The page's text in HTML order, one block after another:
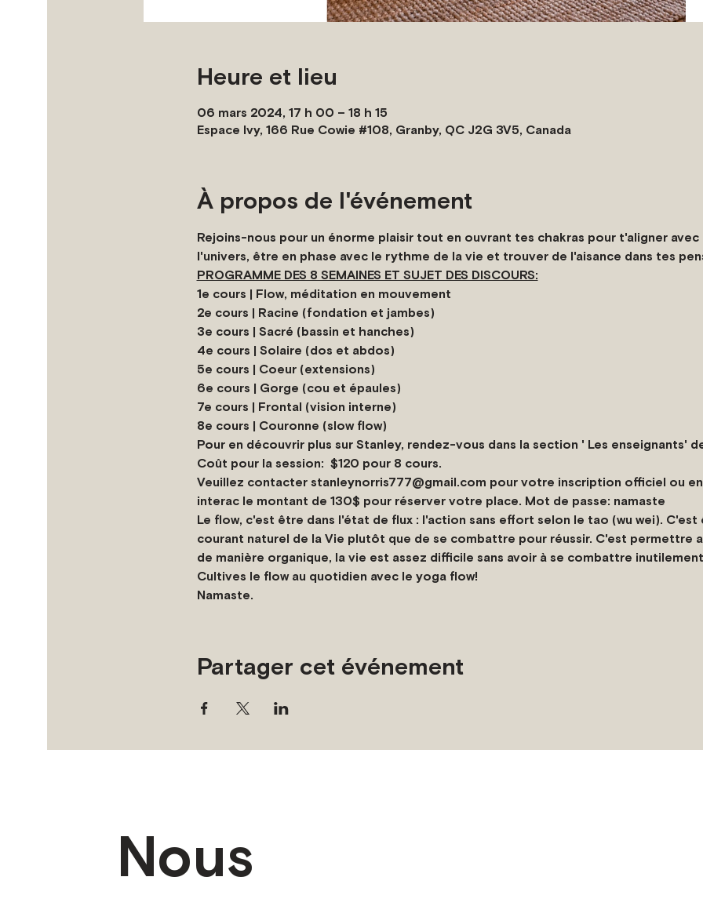
Heure et lieu
06 mars 2024, 17 h 00 – 18 h 15
Espace Ivy, 166 Rue Cowie #108, Granby, QC J2G 3V5, Canada
À propos de l'événement
Rejoins-nous pour un énorme plaisir tout en ouvrant tes chakras pour t'aligner
l'univers, être en phase avec le rythme de la vie et trouver de l'aisance dans tes
PROGRAMME DES 8 SEMAINES ET SUJET DES DISCOURS:
1e cours | Flow, méditation en mouvement
2e cours | Racine (fondation et jambes)
3e cours | Sacré (bassin et hanches)
4e cours | Solaire (dos et abdos)
5e cours | Coeur (extensions)
6e cours | Gorge (cou et épaules)
7e cours | Frontal (vision interne)
8e cours | Couronne (slow flow)
Pour en découvrir plus sur Stanley, rendez-vous dans la section ' Les enseignants'
Coût pour la session:  $120 pour 8 cours.
Veuillez contacter stanleynorris777@gmail.com pour votre inscription officiel ou
interac le montant de 130$ pour réserver votre place. Mot de passe: namaste
Le flow, c'est être dans l'état de flux : l'action sans effort selon le tao (wu wei).
courant naturel de la Vie plutôt que de se combattre pour réussir. C'est permettre
de manière organique, la vie est assez difficile sans avoir à se combattre
Cultives le flow au quotidien avec le yoga flow!
Namaste.
Partager cet événement
Nous